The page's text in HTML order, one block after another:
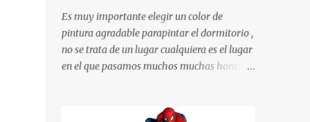
Es muy importante elegir un color de
pintura agradable parapintar el dormitorio ,
no se trata de un lugar cualquiera es el lugar
en el que pasamos muchos muchas horas y
de un lugar propio que utilizamos todos los